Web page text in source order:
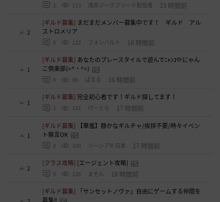
1 113 浅井ジークフリード配信者 15 時間前
2
[ギルド募集] まだまだメンバー募集中です！ ギルド アル
ストロメリア
0 122 フォンバルト 16 時間前
1
[ギルド募集] あなたのプレースタイルで遊んでﾆｬﾝｺ💛にゃん
こ倶楽部(=^・^=)
0 88 ぱるる 16 時間前
1
[ギルド募集] 完全初心者です！ギルド探してます！
1 131 けーとら 17 時間前
1
[ギルド募集]
【華嵐】静かなギルチャ/挨拶不要/時々イベン
ト無言OK
0 109 リーシアR-日本 17 時間前
2
[クラス攻略] [エージェント攻略]
0 126 まそん 18 時間前
[ギルド募集]
「サンセットノヴァ」自由にゲームする仲間を
募集‼️